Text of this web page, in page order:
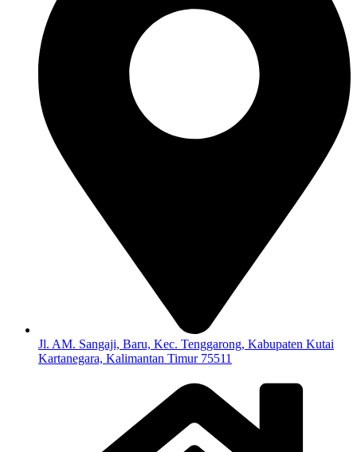
Jl. AM. Sangaji, Baru, Kec. Tenggarong, Kabupaten Kutai
Kartanegara, Kalimantan Timur 75511